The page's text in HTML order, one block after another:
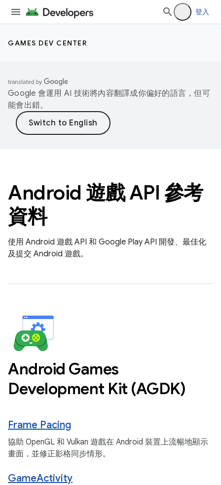
登入
GAMES DEV CENTER
Google 會運用 AI 技術將內容翻譯成你偏好的語言，但可
能會出錯。
Android 遊戲 API 參考
資料
使用 Android 遊戲 API 和 Google Play API 開發、最佳化
及提交 Android 遊戲。
Android Games
Development Kit (AGDK)
Frame Pacing
協助 OpenGL 和 Vulkan 遊戲在 Android 裝置上流暢地顯示
畫面，並修正影格同步情形。
GameActivity